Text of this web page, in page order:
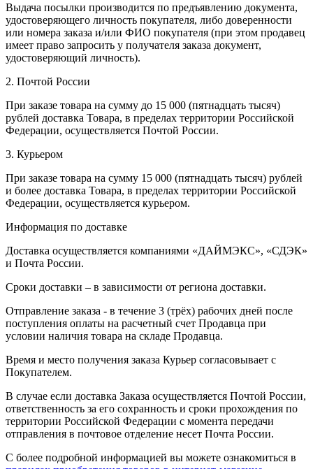
Выдача посылки производится по предъявлению документа,
удостоверяющего личность покупателя, либо доверенности
или номера заказа и/или ФИО покупателя (при этом продавец
имеет право запросить у получателя заказа документ,
удостоверяющий личность).
2. Почтой России
При заказе товара на сумму до 15 000 (пятнадцать тысяч)
рублей доставка Товара, в пределах территории Российской
Федерации, осуществляется Почтой России.
3. Курьером
При заказе товара на сумму 15 000 (пятнадцать тысяч) рублей
и более доставка Товара, в пределах территории Российской
Федерации, осуществляется курьером.
Информация по доставке
Доставка осуществляется компаниями «ДАЙМЭКС», «СДЭК»
и Почта России.
Сроки доставки – в зависимости от региона доставки.
Отправление заказа - в течение 3 (трёх) рабочих дней после
поступления оплаты на расчетный счет Продавца при
условии наличия товара на складе Продавца.
Время и место получения заказа Курьер согласовывает с
Покупателем.
В случае если доставка Заказа осуществляется Почтой России,
ответственность за его сохранность и сроки прохождения по
территории Российской Федерации с момента передачи
отправления в почтовое отделение несет Почта России.
С более подробной информацией вы можете ознакомиться в